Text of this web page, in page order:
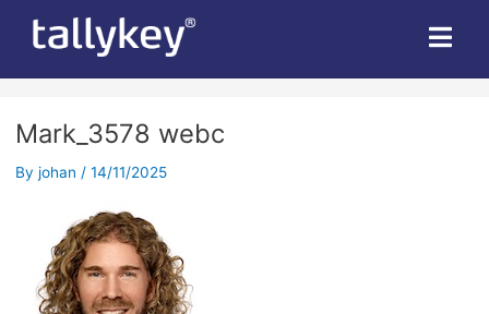
Mark_3578 webc
By johan / 14/11/2025